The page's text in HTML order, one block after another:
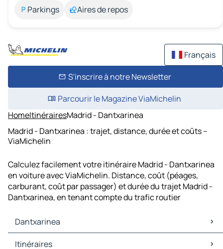
Parkings
Aires de repos
Français
S'inscrire à notre Newsletter
Parcourir le Magazine ViaMichelin
HomeItinérairesMadrid - Dantxarinea
Madrid - Dantxarinea : trajet, distance, durée et coûts –
ViaMichelin
Calculez facilement votre itinéraire Madrid - Dantxarinea
en voiture avec ViaMichelin. Distance, coût (péages,
carburant, coût par passager) et durée du trajet Madrid -
Dantxarinea, en tenant compte du trafic routier
Dantxarinea
Dantxarinea Cartes et plans
Itinéraires